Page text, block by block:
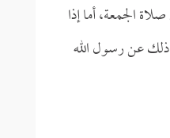
الجمعة، أما إذا
ذلك عن رسول الله